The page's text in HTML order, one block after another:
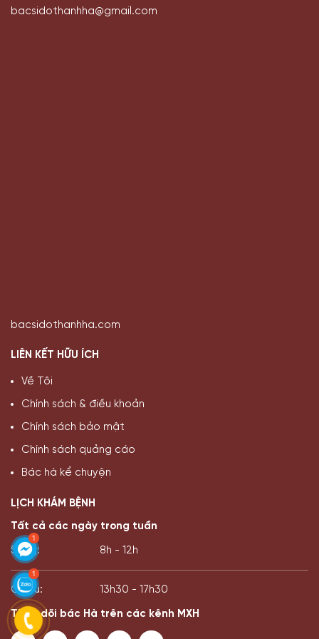
bacsidothanhha@gmail.com
bacsidothanhha.com
LIÊN KẾT HỮU ÍCH
Về Tôi
Chính sách & điều khoản
Chính sách bảo mật
Chính sách quảng cáo
Bác hà kể chuyện
LỊCH KHÁM BỆNH
Tất cả các ngày trong tuần
Sáng: 8h - 12h
Chiều: 13h30 - 17h30
Theo dõi bác Hà trên các kênh MXH